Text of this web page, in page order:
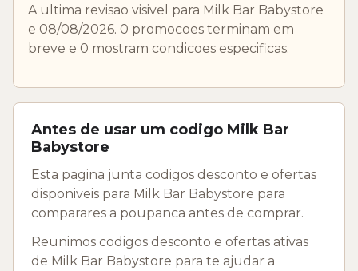
A ultima revisao visivel para Milk Bar Babystore
e 08/08/2026. 0 promocoes terminam em
breve e 0 mostram condicoes especificas.
Antes de usar um codigo Milk Bar
Babystore
Esta pagina junta codigos desconto e ofertas
disponiveis para Milk Bar Babystore para
comparares a poupanca antes de comprar.
Reunimos codigos desconto e ofertas ativas
de Milk Bar Babystore para te ajudar a